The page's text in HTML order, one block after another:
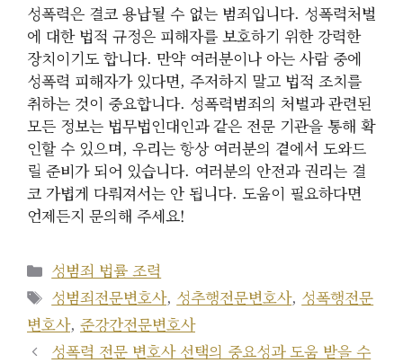
성폭력은 결코 용납될 수 없는 범죄입니다. 성폭력처벌
에 대한 법적 규정은 피해자를 보호하기 위한 강력한
장치이기도 합니다. 만약 여러분이나 아는 사람 중에
성폭력 피해자가 있다면, 주저하지 말고 법적 조치를
취하는 것이 중요합니다. 성폭력범죄의 처벌과 관련된
모든 정보는 법무법인대인과 같은 전문 기관을 통해 확
인할 수 있으며, 우리는 항상 여러분의 곁에서 도와드
릴 준비가 되어 있습니다. 여러분의 안전과 권리는 결
코 가볍게 다뤄져서는 안 됩니다. 도움이 필요하다면
언제든지 문의해 주세요!
카
테
고
리
성범죄 법률 조력
태
그
성범죄전문변호사, 성추행전문변호사, 성폭행전문
변호사, 준강간전문변호사
성폭력 전문 변호사 선택의 중요성과 도움 받을 수